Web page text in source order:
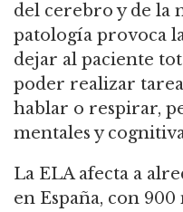
del cerebro y de la
patología provoca
dejar al paciente
poder realizar
hablar o respirar,
mentales y
La ELA afecta a
en España, con 900